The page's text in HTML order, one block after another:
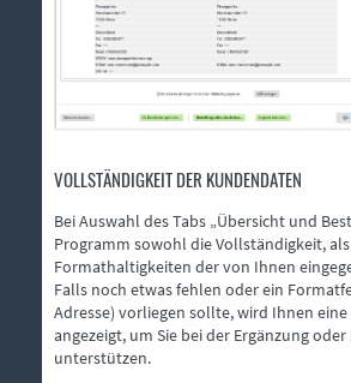
VOLLSTÄNDIGKEIT DER KUNDENDATEN
Bei Auswahl des Tabs „Übersicht und
Programm sowohl die Vollständigkeit,
Formathaltigkeiten der von Ihnen
Falls noch etwas fehlen oder ein
Adresse) vorliegen sollte, wird Ihnen
angezeigt, um Sie bei der Ergänzung
unterstützen.